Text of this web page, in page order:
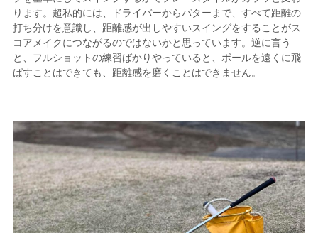
ります。超私的には、ドライバーからパターまで、すべて距離の
打ち分けを意識し、距離感が出しやすいスイングをすることがス
コアメイクにつながるのではないかと思っています。逆に言う
と、フルショットの練習ばかりやっていると、ボールを遠くに飛
ばすことはできても、距離感を磨くことはできません。